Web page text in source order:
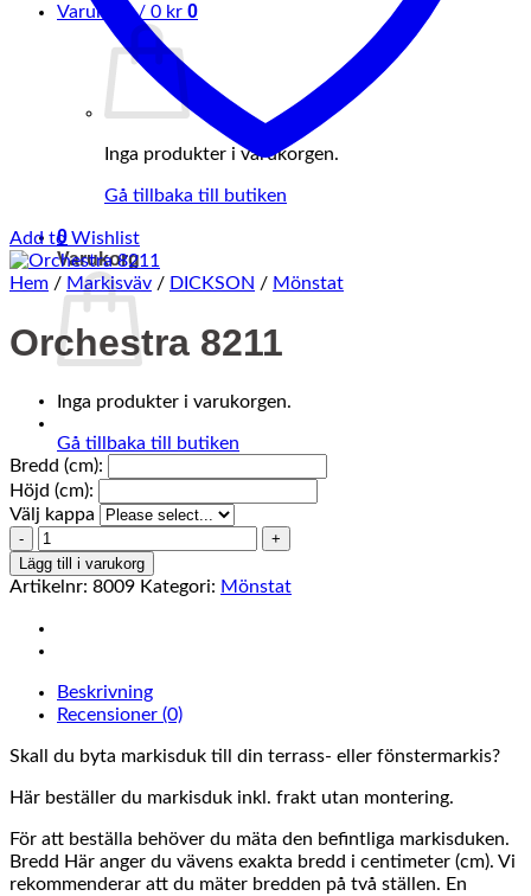
Varukorg / 0 kr 0
Inga produkter i varukorgen.
Gå tillbaka till butiken
0
Varukorg
Inga produkter i varukorgen.
Gå tillbaka till butiken
Add to Wishlist
Hem / Markisväv / DICKSON / Mönstat
Orchestra 8211
Bredd (cm):
Höjd (cm):
Välj kappa
Orchestra
8211
mängd
Lägg till i varukorg
Artikelnr: 8009 Kategori: Mönstat
Beskrivning
Recensioner (0)
Skall du byta markisduk till din terrass- eller fönstermarkis?
Här beställer du markisduk inkl. frakt utan montering.
För att beställa behöver du mäta den befintliga markisduken.
Bredd Här anger du vävens exakta bredd i centimeter (cm). Vi
rekommenderar att du mäter bredden på två ställen. En